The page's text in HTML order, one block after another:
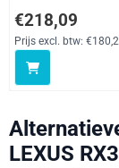
Prijs: 218,09,
€218,09
Prijs excl. btw:
LEXUS